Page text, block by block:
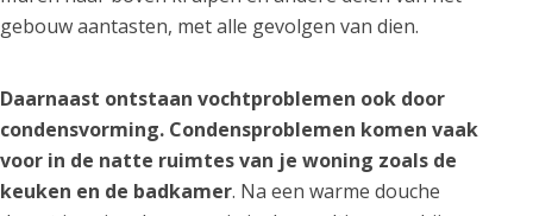
gebouw aantasten, met alle gevolgen van dien.
Daarnaast ontstaan vochtproblemen ook door
condensvorming. Condensproblemen komen vaak
voor in de natte ruimtes van je woning zoals de
keuken en de badkamer. Na een warme douche